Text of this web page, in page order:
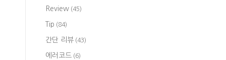
Review (45)
Tip (84)
간단 리뷰 (43)
에러코드 (6)